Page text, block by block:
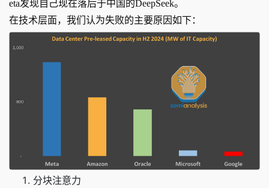
eta发现自己现在落后于中国的DeepSeek。
在技术层面，我们认为失败的主要原因如下：
分块注意力